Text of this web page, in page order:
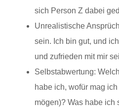
sich Person Z dabei
Unrealistische
sein. Ich bin gut, und
und zufrieden mit mir
Selbstabwertung:
habe ich, wofür mag
mögen)? Was habe ich